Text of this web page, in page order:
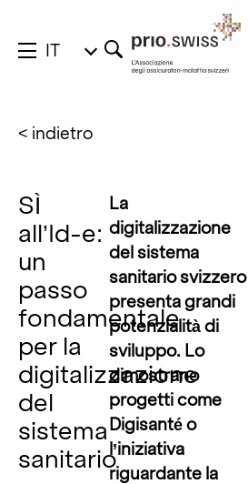
IT
< indietro
SÌ
all’Id-e:
un
passo
fondamentale
per la
digitalizzazione
del
sistema
sanitario
La
digitalizzazione
del sistema
sanitario svizzero
presenta grandi
potenzialità di
sviluppo. Lo
dimostrano
progetti come
Digisanté o
l’iniziativa
riguardante la